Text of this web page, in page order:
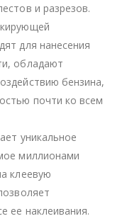
и разрезов.
для нанесения
обладают
бензина,
почти ко всем
уникальное
миллионами
клеевую
ее наклеивания.